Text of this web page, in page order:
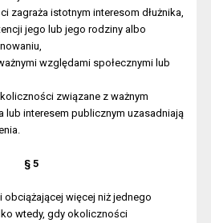
zagraża istotnym interesom dłużnika,
jego lub jego rodziny albo
względami społecznymi lub
związane z ważnym
lub interesem publicznym uzasadniają
§ 5
obciążającej więcej niż jednego
wtedy, gdy okoliczności